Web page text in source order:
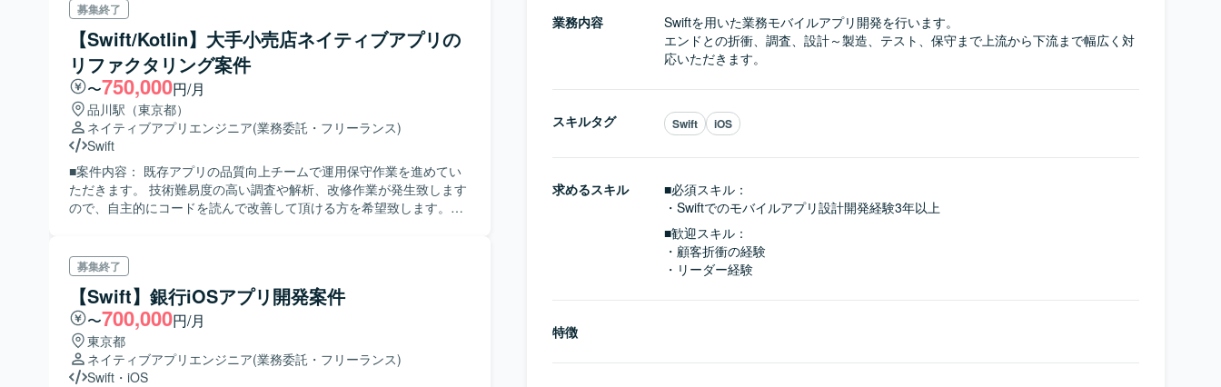
募集終了
【Swift/Kotlin】大手小売店ネイティブアプリの
リファクタリング案件
〜750,000円/月
品川駅（東京都）
ネイティブアプリエンジニア(業務委託・フリーランス)
Swift
■案件内容： 既存アプリの品質向上チームで運用保守作業を進めてい
ただきます。 技術難易度の高い調査や解析、改修作業が発生致します
ので、自主的にコードを読んで改善して頂ける方を希望致します。
Apple、Googleのリリース情報の確認 ・調査必要と判断したものは、
チケットの起票、対応状況の管理
募集終了
【Swift】銀行iOSアプリ開発案件
〜700,000円/月
東京都
ネイティブアプリエンジニア(業務委託・フリーランス)
Swift ・ iOS
業務内容
Swiftを用いた業務モバイルアプリ開発を行います。
エンドとの折衝、調査、設計～製造、テスト、保守まで上流から下流まで幅広く対
応いただきます。
スキルタグ Swift iOS
求めるスキル
■必須スキル：
・Swiftでのモバイルアプリ設計開発経験3年以上
■歓迎スキル：
・顧客折衝の経験
・リーダー経験
特徴